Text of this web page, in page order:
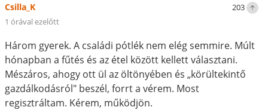
203
Csilla_K
1 órával ezelőtt
Három gyerek. A családi pótlék nem elég semmire. Múlt
hónapban a fűtés és az étel között kellett választani.
Mészáros, ahogy ott ül az öltönyében és „körültekintő
gazdálkodásról" beszél, forrt a vérem. Most
regisztráltam. Kérem, működjön.